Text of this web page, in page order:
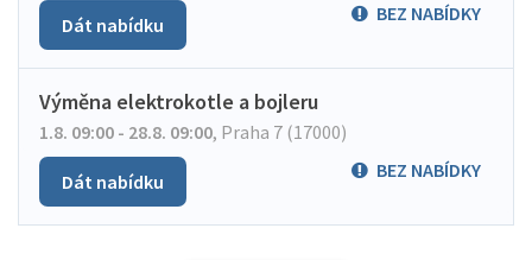
BEZ NABÍDKY
Dát nabídku
Výměna elektrokotle a bojleru
1.8. 09:00 - 28.8. 09:00, Praha 7 (17000)
BEZ NABÍDKY
Dát nabídku